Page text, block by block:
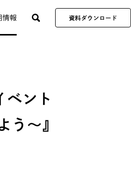
情報 資料ダウンロード
ベント
う～』